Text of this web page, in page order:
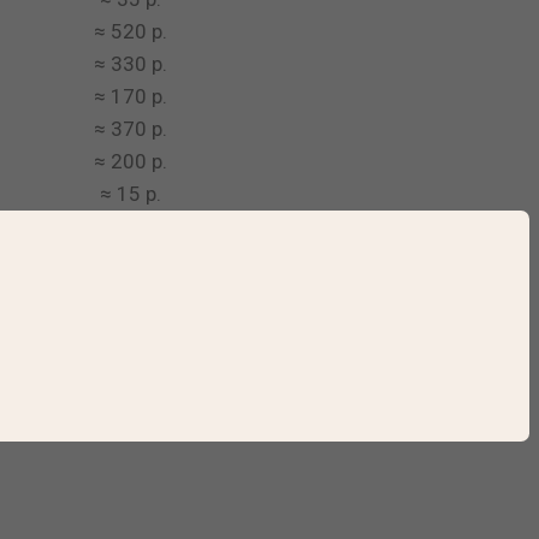
≈ 520 р.
≈ 330 р.
≈ 170 р.
≈ 370 р.
≈ 200 р.
≈ 15 р.